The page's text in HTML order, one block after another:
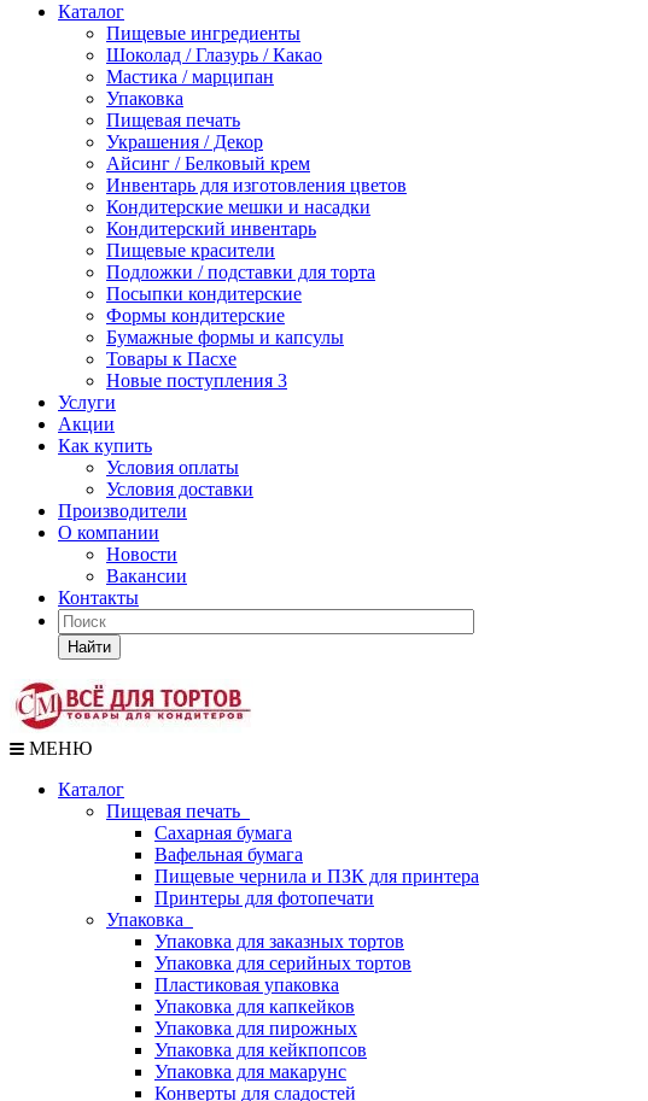
Каталог
Пищевые ингредиенты
Шоколад / Глазурь / Какао
Мастика / марципан
Упаковка
Пищевая печать
Украшения / Декор
Айсинг / Белковый крем
Инвентарь для изготовления цветов
Кондитерские мешки и насадки
Кондитерский инвентарь
Пищевые красители
Подложки / подставки для торта
Посыпки кондитерские
Формы кондитерские
Бумажные формы и капсулы
Товары к Пасхе
Новые поступления 3
Услуги
Акции
Как купить
Условия оплаты
Условия доставки
Производители
О компании
Новости
Вакансии
Контакты
Найти
МЕНЮ
Каталог
Пищевая печать
Сахарная бумага
Вафельная бумага
Пищевые чернила и ПЗК для принтера
Принтеры для фотопечати
Упаковка
Упаковка для заказных тортов
Упаковка для серийных тортов
Пластиковая упаковка
Упаковка для капкейков
Упаковка для пирожных
Упаковка для кейкпопсов
Упаковка для макарунс
Конверты для сладостей